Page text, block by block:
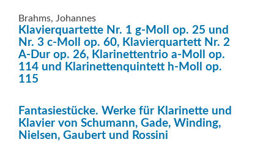
Brahms, Johannes
Klavierquartette Nr. 1 g-Moll op. 25 und
Nr. 3 c-Moll op. 60, Klavierquartett Nr. 2
A-Dur op. 26, Klarinettentrio a-Moll op.
114 und Klarinettenquintett h-Moll op.
115
Fantasiestücke. Werke für Klarinette und
Klavier von Schumann, Gade, Winding,
Nielsen, Gaubert und Rossini